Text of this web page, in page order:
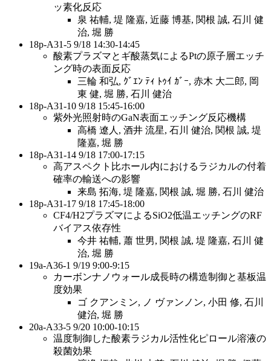
ッ素化反応
泉 祐輔, 堤 隆嘉, 近藤 博基, 関根 誠, ⽯川 健
治, 堀 勝
18p-A31-5 9/18 14:30-14:45
酸素プラズマとギ酸蒸気によるPtの原⼦層エッチ
ング時の表⾯反応
三輪 和弘, ｸﾞｴﾝ ﾃｨ ﾄｩｲ ｶﾞｰ, ⾚⽊ ⼤⼆郎, 岡
東 健, 堀 勝, ⽯川 健治
18p-A31-10 9/18 15:45-16:00
紫外光照射時のGaN表⾯エッチング反応機構
⾼橋 遼⼈, 酒井 流星, ⽯川 健治, 関根 誠, 堤
隆嘉, 堀 勝
18p-A31-14 9/18 17:00-17:15
⾼アスペクト⽐ホール内におけるラジカルの付着
確率の輸送への影響
来島 拓海, 堤 隆嘉, 関根 誠, 堀 勝, ⽯川 健治
18p-A31-17 9/18 17:45-18:00
CF4/H2プラズマによるSiO2低温エッチングのRF
バイアス依存性
今井 祐輔, 蕭 世男, 関根 誠, 堤 隆嘉, ⽯川 健
治, 堀 勝
19a-A36-1 9/19 9:00-9:15
カーボンナノウォール成⻑時の構造制御と基板温
度効果
ゴ クアンミン, ノ ヴァンノン, ⼩⽥ 修, ⽯川
健治, 堀 勝
20a-A33-5 9/20 10:00-10:15
温度制御した酸素ラジカル活性化ピロール溶液の
殺菌効果